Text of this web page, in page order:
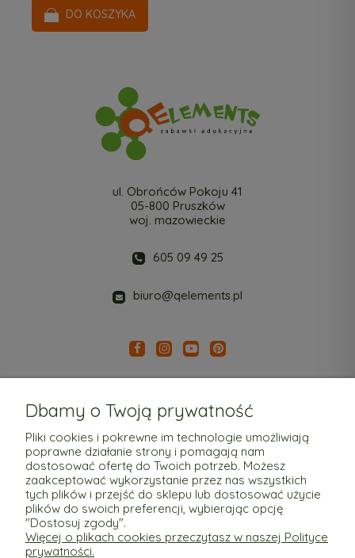
DO KOSZYKA
Pomoc
Moje konto
Płatności i dostawa
ul. Obrońców Pokoju 41
05-800 Pruszków
woj. mazowieckie
605 09 49 25
biuro@qelements.pl
Dbamy o Twoją prywatność
Pliki cookies i pokrewne im technologie umożliwiają
poprawne działanie strony i pomagają nam
dostosować ofertę do Twoich potrzeb. Możesz
zaakceptować wykorzystanie przez nas wszystkich
tych plików i przejść do sklepu lub dostosować użycie
plików do swoich preferencji, wybierając opcję
"Dostosuj zgody".
Więcej o plikach cookies przeczytasz w naszej Polityce
prywatności.